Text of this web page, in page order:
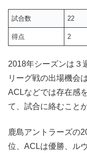
試合数 22
得点 2
2018年シーズンは３
リーグ戦の出場機会
ACLなどでは存在感
て、試合に絡むこと
鹿島アントラーズの
位、ACLは優勝、ル